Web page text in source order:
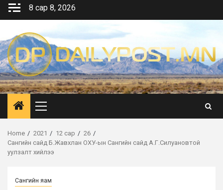
Skip
8 сар 8, 2026
Primary
Menu
Home 2021 12 сар
26
Сангийн сайд Б.Жавхлан ОХУ-ын Сангийн сайд А.Г.Силуановтой
уулзалт хийлээ
Сангийн яам